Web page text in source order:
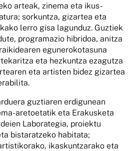
arteak, zinema eta ikus-
sorkuntza, gizartea eta
lerro gisa lagunduz. Guztiek
programazio hibridoa, anitza
egunerokotasuna
eta hezkuntza ezagutza
eta artisten bidez gizartea
guztiaren erdigunean
aretoetatik eta Erakusketa
Laborategia, proiektu
bistaratzeko habitata;
ikaskuntzarako eta